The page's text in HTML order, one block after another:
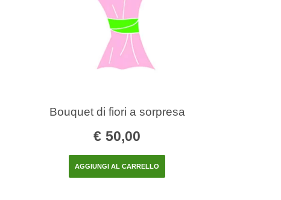
Bouquet di fiori a sorpresa
€ 50,00
AGGIUNGI AL CARRELLO